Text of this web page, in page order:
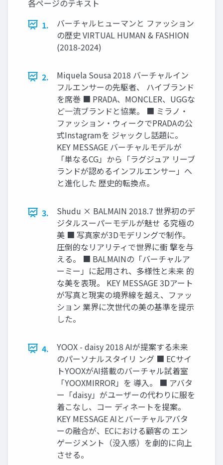
各ページのテキスト
1.
バーチャルヒューマンと ファッション
の歴史 VIRTUAL HUMAN & FASHION
(2018-2024)
2.
Miquela Sousa 2018 バーチャルイン
フルエンサーの先駆者、 ハイブランド
を席巻 ■ PRADA、MONCLER、UGGな
ど⼀流ブランドと協業。 ■ ミラノ‧
ファッション‧ウィークでPRADAの公
式Instagramを ジャックし話題に。
KEY MESSAGE バーチャルモデルが
「単なるCG」から「ラグジュア リーブ
ランドが認めるインフルエンサー」へ
と進化した 歴史的転換点。
3.
Shudu × BALMAIN 2018.7 世界初のデ
ジタルスーパーモデルが魅せ る究極の
美 ■ 写真家が3Dモデリングで制作。
圧倒的なリアリティで世界に衝 撃を与
える。 ■ BALMAINの「バーチャルア
ーミー」に起⽤され、多様性と未来 的
な美を表現。 KEY MESSAGE 3Dアート
が写真と現実の境界線を越え、ファッ
ション 業界に次世代の美の基準を提⽰
した。
4.
YOOX - daisy 2018 AIが提案する未来
のパーソナルスタイリ ング ■ ECサイ
トYOOXがAI搭載のバーチャル試着室
「YOOXMIRROR」を 導⼊。 ■ アバタ
ー「daisy」がユーザーの代わりに服を
着こなし、コー ディネートを提案。
KEY MESSAGE AIとバーチャルアバタ
ーの融合が、ECにおける顧客の エン
ゲージメント（没⼊感）を劇的に向上
させる。